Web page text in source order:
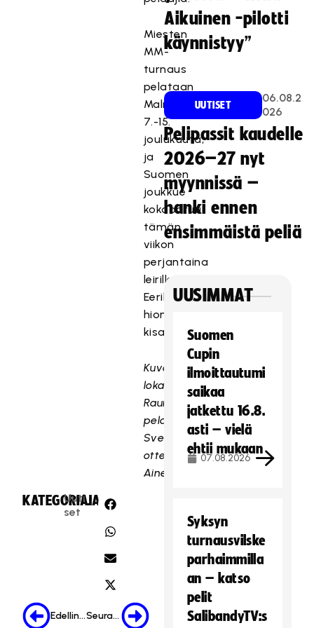
Miesten
MM-
turnaus
pelataan
Malmössä
7.-15.
joulukuuta,
ja
Suomen
joukkue
kokoontuu
tämän
viikon
perjantaina
leirille
Eerikkilään
hiomaan
kisakuntoaan.
Kuva
lokakuussa
Raumalla
pelatusta
Sveitsi-
ottelusta:
Ainesmedia
KATEGORIA:
Uuti
set
JAA:
Edellinen Seuraava
Aikuinen -pilotti
käynnistyy”
UUTISET
06.08.2
026
Pelipassit kaudelle
2026–27 nyt
myynnissä –
hanki ennen
ensimmäistä peliä
UUSIMMAT
Suomen
Cupin
ilmoittautumi
saikaa
jatkettu 16.8.
asti – vielä
ehtii mukaan
07.08.2026
Syksyn
turnausvilske
parhaimmilla
an – katso
pelit
SalibandyTV:s